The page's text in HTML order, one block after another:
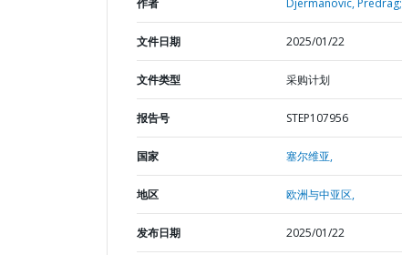
作者 Djermanovic, Predrag;
文件日期 2025/01/22
文件类型 采购计划
报告号 STEP107956
国家 塞尔维亚,
地区 欧洲与中亚区,
发布日期 2025/01/22